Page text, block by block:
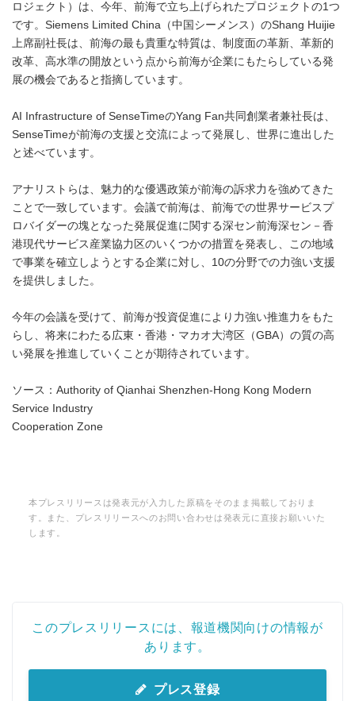
ロジェクト）は、今年、前海で立ち上げられたプロジェクトの1つ
です。Siemens Limited China（中国シーメンス）のShang Huijie
上席副社長は、前海の最も貴重な特質は、制度面の革新、革新的
改革、高水準の開放という点から前海が企業にもたらしている発
展の機会であると指摘しています。
AI Infrastructure of SenseTimeのYang Fan共同創業者兼社長は、
SenseTimeが前海の支援と交流によって発展し、世界に進出した
と述べています。
アナリストらは、魅力的な優遇政策が前海の訴求力を強めてきた
ことで一致しています。会議で前海は、前海での世界サービスプ
ロバイダーの塊となった発展促進に関する深セン前海深セン－香
港現代サービス産業協力区のいくつかの措置を発表し、この地域
で事業を確立しようとする企業に対し、10の分野での力強い支援
を提供しました。
今年の会議を受けて、前海が投資促進により力強い推進力をもた
らし、将来にわたる広東・香港・マカオ大湾区（GBA）の質の高
い発展を推進していくことが期待されています。
ソース：Authority of Qianhai Shenzhen-Hong Kong Modern
Service Industry
Cooperation Zone
本プレスリリースは発表元が入力した原稿をそのまま掲載しておりま
す。また、プレスリリースへのお問い合わせは発表元に直接お願いいた
します。
このプレスリリースには、報道機関向けの情報が
あります。
プレス登録